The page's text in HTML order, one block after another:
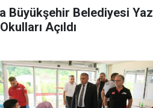
Büyükşehir Belediyesi Yaz
Açıldı